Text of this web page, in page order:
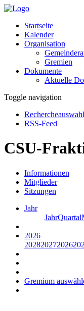
Startseite
Kalender
Organisation
Gremien
Dokumente
Aktuelle
Toggle navigation
Rechercheauswahl
RSS-Feed
CSU-
Informationen
Mitglieder
Sitzungen
Jahr
JahrQuartal
2026
202820272026
Gremium